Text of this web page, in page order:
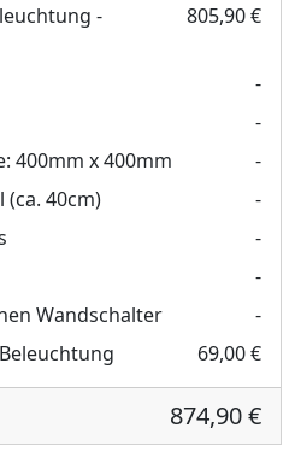
-
805,90 €
-
-
400mm x 400mm
-
(ca. 40cm)
-
-
-
Wandschalter
-
69,00 €
874,90 €